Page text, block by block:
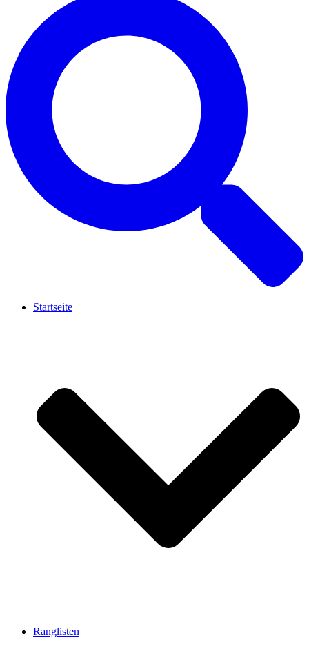
Startseite
Ranglisten